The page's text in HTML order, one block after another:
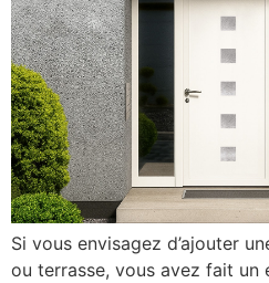
Si vous envisagez d’ajouter
ou terrasse, vous avez fait un